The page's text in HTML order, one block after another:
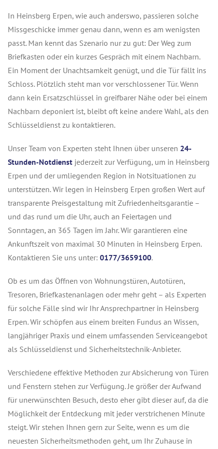
In Heinsberg Erpen, wie auch anderswo, passieren solche
Missgeschicke immer genau dann, wenn es am wenigsten
passt. Man kennt das Szenario nur zu gut: Der Weg zum
Briefkasten oder ein kurzes Gespräch mit einem Nachbarn.
Ein Moment der Unachtsamkeit genügt, und die Tür fällt ins
Schloss. Plötzlich steht man vor verschlossener Tür. Wenn
dann kein Ersatzschlüssel in greifbarer Nähe oder bei einem
Nachbarn deponiert ist, bleibt oft keine andere Wahl, als den
Schlüsseldienst zu kontaktieren.
Unser Team von Experten steht Ihnen über unseren 24-
Stunden-Notdienst jederzeit zur Verfügung, um in Heinsberg
Erpen und der umliegenden Region in Notsituationen zu
unterstützen. Wir legen in Heinsberg Erpen großen Wert auf
transparente Preisgestaltung mit Zufriedenheitsgarantie –
und das rund um die Uhr, auch an Feiertagen und
Sonntagen, an 365 Tagen im Jahr. Wir garantieren eine
Ankunftszeit von maximal 30 Minuten in Heinsberg Erpen.
Kontaktieren Sie uns unter: 0177/3659100.
Ob es um das Öffnen von Wohnungstüren, Autotüren,
Tresoren, Briefkastenanlagen oder mehr geht – als Experten
für solche Fälle sind wir Ihr Ansprechpartner in Heinsberg
Erpen. Wir schöpfen aus einem breiten Fundus an Wissen,
langjähriger Praxis und einem umfassenden Serviceangebot
als Schlüsseldienst und Sicherheitstechnik-Anbieter.
Verschiedene effektive Methoden zur Absicherung von Türen
und Fenstern stehen zur Verfügung. Je größer der Aufwand
für unerwünschten Besuch, desto eher gibt dieser auf, da die
Möglichkeit der Entdeckung mit jeder verstrichenen Minute
steigt. Wir stehen Ihnen gern zur Seite, wenn es um die
neuesten Sicherheitsmethoden geht, um Ihr Zuhause in